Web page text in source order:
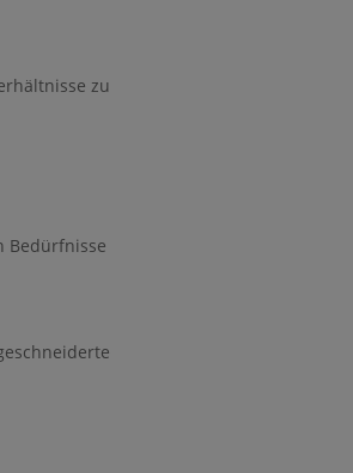
zu
Bedürfnisse